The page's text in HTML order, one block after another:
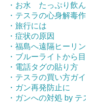
・お水 たっぷり飲
・テスラの心身解毒
・旅行には
・症状の原因
・福島へ遠隔ヒーリ
・ブルーライトから
・電話タグの貼り方
・テスラの買い方ガ
・ガン再発防止に
・ガンへの対処 by テ